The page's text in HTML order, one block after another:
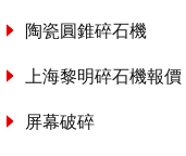
陶瓷圓錐碎石機
上海黎明碎石機報價
屏幕破碎